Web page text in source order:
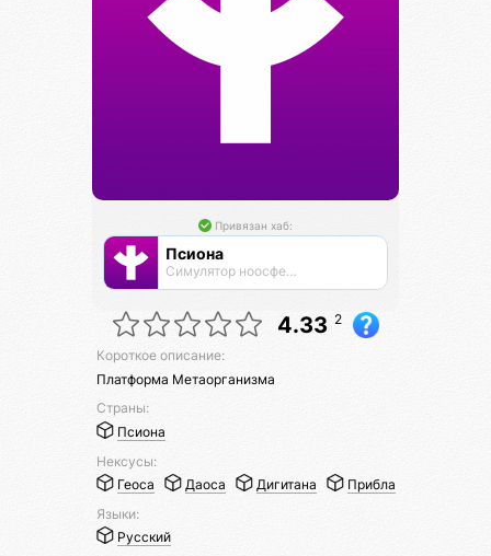
Привязан хаб:
Псиона
Cимулятор ноосферы
4.33 2
Короткое описание:
Платформа Метаорганизма
Страны:
Псиона
Нексусы:
Геоса
Даоса Дигитана
Прибла
Языки:
Русский